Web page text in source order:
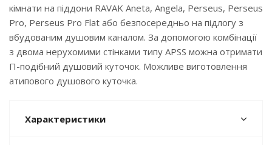
кімнати на піддони RAVAK Aneta, Angela, Perseus, Perseus
Pro, Perseus Pro Flat або безпосередньо на підлогу з
вбудованим душовим каналом. За допомогою комбінації
з двома нерухомими стінками типу APSS можна отримати
П-подібний душовий куточок. Можливе виготовлення
атипового душового куточка.
Характеристики